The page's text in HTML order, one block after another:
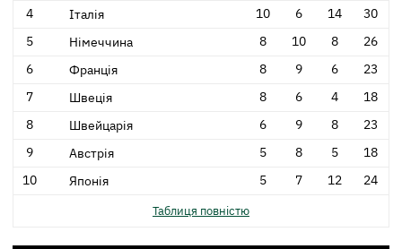
4
Італія 10 6 14
30
5
Німеччина 8 10 8
26
6
Франція 8 9 6
23
7
Швеція 8 6 4
18
8
Швейцарія 6 9 8
23
9
Австрія 5 8 5
18
10
Японія 5 7 12 24
Таблиця повністю